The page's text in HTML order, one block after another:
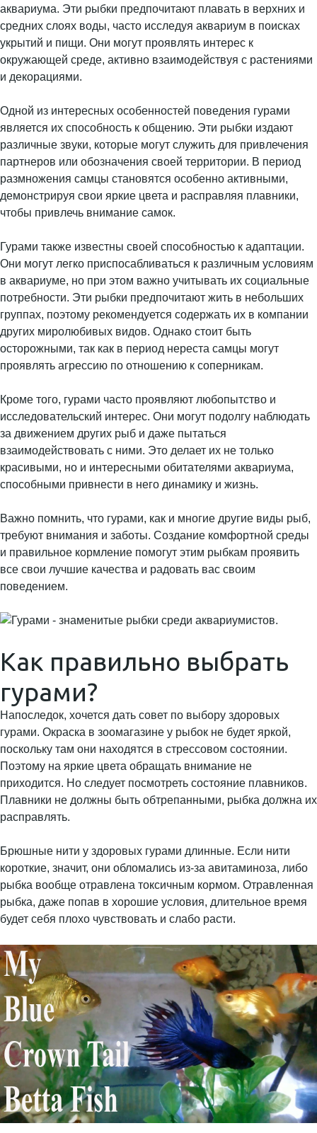
аквариума. Эти рыбки предпочитают плавать в верхних и
средних слоях воды, часто исследуя аквариум в поисках
укрытий и пищи. Они могут проявлять интерес к
окружающей среде, активно взаимодействуя с растениями
и декорациями.
Одной из интересных особенностей поведения гурами
является их способность к общению. Эти рыбки издают
различные звуки, которые могут служить для привлечения
партнеров или обозначения своей территории. В период
размножения самцы становятся особенно активными,
демонстрируя свои яркие цвета и расправляя плавники,
чтобы привлечь внимание самок.
Гурами также известны своей способностью к адаптации.
Они могут легко приспосабливаться к различным условиям
в аквариуме, но при этом важно учитывать их социальные
потребности. Эти рыбки предпочитают жить в небольших
группах, поэтому рекомендуется содержать их в компании
других миролюбивых видов. Однако стоит быть
осторожными, так как в период нереста самцы могут
проявлять агрессию по отношению к соперникам.
Кроме того, гурами часто проявляют любопытство и
исследовательский интерес. Они могут подолгу наблюдать
за движением других рыб и даже пытаться
взаимодействовать с ними. Это делает их не только
красивыми, но и интересными обитателями аквариума,
способными привнести в него динамику и жизнь.
Важно помнить, что гурами, как и многие другие виды рыб,
требуют внимания и заботы. Создание комфортной среды
и правильное кормление помогут этим рыбкам проявить
все свои лучшие качества и радовать вас своим
поведением.
Как правильно выбрать
гурами?
Напоследок, хочется дать совет по выбору здоровых
гурами. Окраска в зоомагазине у рыбок не будет яркой,
поскольку там они находятся в стрессовом состоянии.
Поэтому на яркие цвета обращать внимание не
приходится. Но следует посмотреть состояние плавников.
Плавники не должны быть обтрепанными, рыбка должна их
расправлять.
Брюшные нити у здоровых гурами длинные. Если нити
короткие, значит, они обломались из-за авитаминоза, либо
рыбка вообще отравлена токсичным кормом. Отравленная
рыбка, даже попав в хорошие условия, длительное время
будет себя плохо чувствовать и слабо расти.